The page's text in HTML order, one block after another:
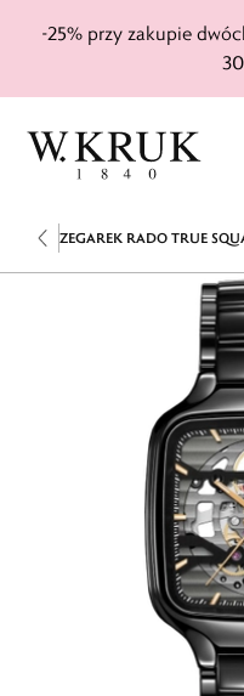
-25% przy zakupie
ZEGAREK RADO TRUE